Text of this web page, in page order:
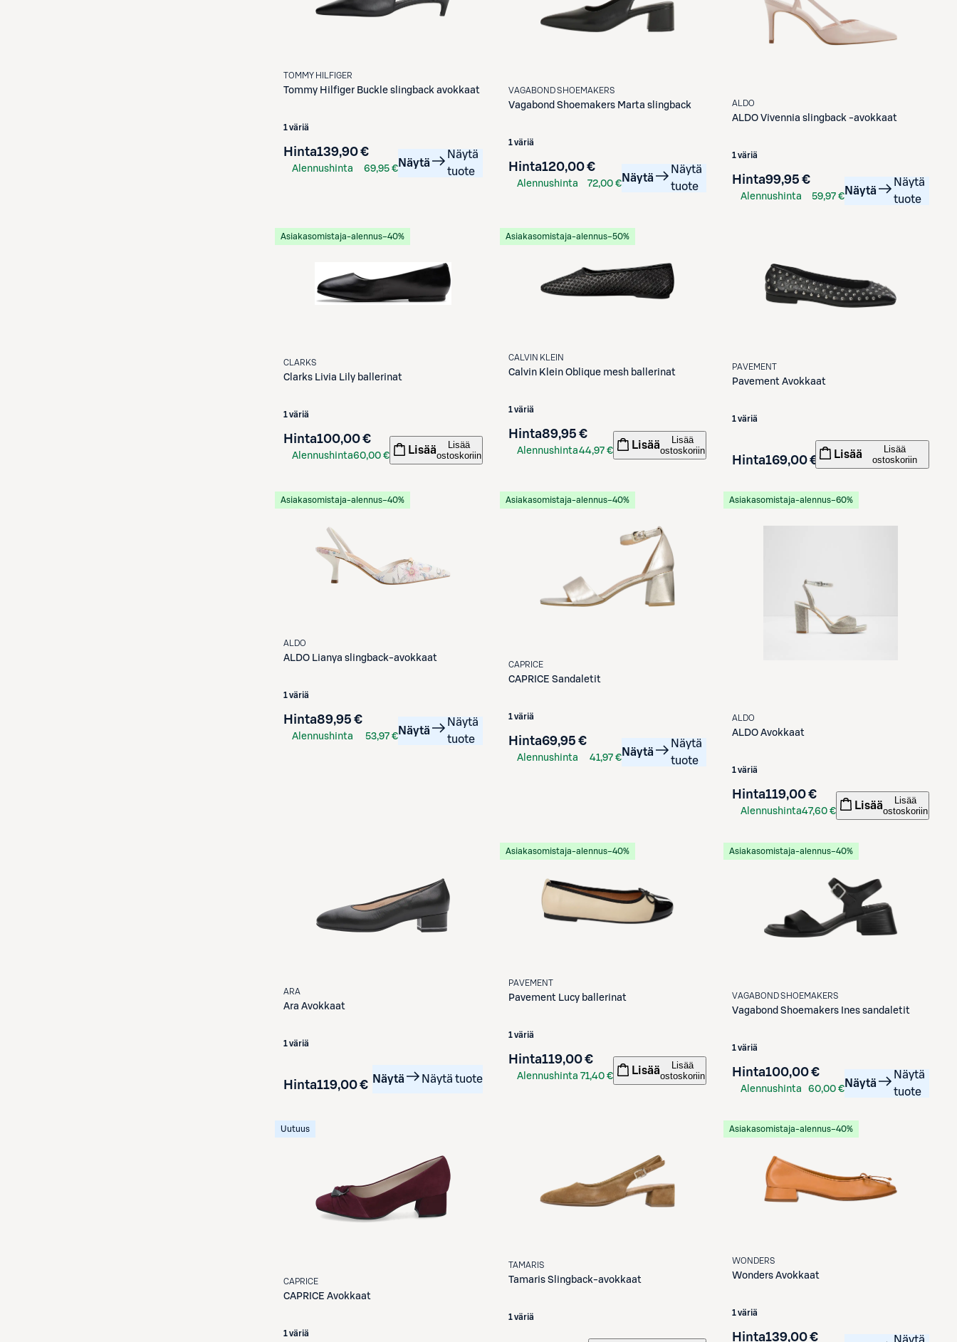
TOMMY HILFIGER
Tommy Hilfiger Buckle slingback avokkaat
1 väriä
Hinta139,90 €
Alennushinta
69,95 € Näytä
Näytä
tuote
VAGABOND SHOEMAKERS
Vagabond Shoemakers Marta slingback
1 väriä
Hinta120,00 €
Alennushinta
72,00 € Näytä
Näytä
tuote
ALDO
ALDO Vivennia slingback -avokkaat
1 väriä
Hinta99,95 €
Alennushinta
59,97 € Näytä
Näytä
tuote
Asiakasomistaja-alennus−40%
CLARKS
Clarks Livia Lily ballerinat
1 väriä
Hinta100,00 €
Alennushinta60,00 € Lisää
Lisää
ostoskoriin
Asiakasomistaja-alennus−50%
CALVIN KLEIN
Calvin Klein Oblique mesh ballerinat
1 väriä
Hinta89,95 €
Alennushinta44,97 € Lisää
Lisää
ostoskoriin
PAVEMENT
Pavement Avokkaat
1 väriä
Hinta169,00 € Lisää
Lisää
ostoskoriin
Asiakasomistaja-alennus−40%
ALDO
ALDO Lianya slingback-avokkaat
1 väriä
Hinta89,95 €
Alennushinta
53,97 € Näytä
Näytä
tuote
Asiakasomistaja-alennus−40%
CAPRICE
CAPRICE Sandaletit
1 väriä
Hinta69,95 €
Alennushinta
41,97 € Näytä
Näytä
tuote
Asiakasomistaja-alennus−60%
ALDO
ALDO Avokkaat
1 väriä
Hinta119,00 €
Alennushinta47,60 € Lisää
Lisää
ostoskoriin
ARA
Ara Avokkaat
1 väriä
Hinta119,00 € Näytä Näytä tuote
Asiakasomistaja-alennus−40%
PAVEMENT
Pavement Lucy ballerinat
1 väriä
Hinta119,00 €
Alennushinta 71,40 € Lisää
Lisää
ostoskoriin
Asiakasomistaja-alennus−40%
VAGABOND SHOEMAKERS
Vagabond Shoemakers Ines sandaletit
1 väriä
Hinta100,00 €
Alennushinta
60,00 € Näytä
Näytä
tuote
Uutuus
CAPRICE
CAPRICE Avokkaat
1 väriä
TAMARIS
Tamaris Slingback-avokkaat
1 väriä
Asiakasomistaja-alennus−40%
WONDERS
Wonders Avokkaat
1 väriä
Hinta139,00 €